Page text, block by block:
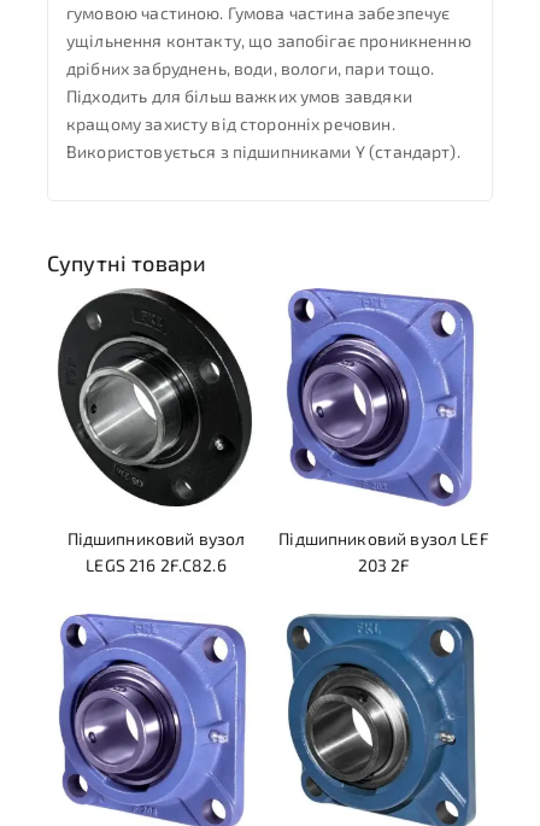
гумовою частиною. Гумова частина забезпечує
ущільнення контакту, що запобігає проникненню
дрібних забруднень, води, вологи, пари тощо.
Підходить для більш важких умов завдяки
кращому захисту від сторонніх речовин.
Використовується з підшипниками Y (стандарт).
Супутні товари
Підшипниковий вузол
LEGS 216 2F.C82.6
Підшипниковий вузол LEF
203 2F